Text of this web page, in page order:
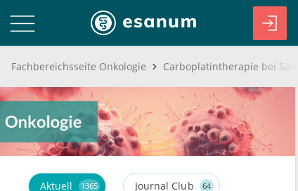
Fachbereichsseite Onkologie
Aktuell 1365 Journal Club 64